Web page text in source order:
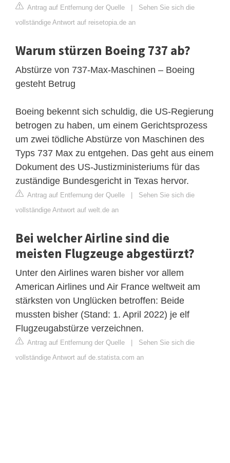
Antrag auf Entfernung der Quelle | Sehen Sie sich die
vollständige Antwort auf reisetopia.de an
Warum stürzen Boeing 737 ab?
Abstürze von 737-Max-Maschinen – Boeing
gesteht Betrug
Boeing bekennt sich schuldig, die US-Regierung
betrogen zu haben, um einem Gerichtsprozess
um zwei tödliche Abstürze von Maschinen des
Typs 737 Max zu entgehen. Das geht aus einem
Dokument des US-Justizministeriums für das
zuständige Bundesgericht in Texas hervor.
Antrag auf Entfernung der Quelle | Sehen Sie sich die
vollständige Antwort auf welt.de an
Bei welcher Airline sind die
meisten Flugzeuge abgestürzt?
Unter den Airlines waren bisher vor allem
American Airlines und Air France weltweit am
stärksten von Unglücken betroffen: Beide
mussten bisher (Stand: 1. April 2022) je elf
Flugzeugabstürze verzeichnen.
Antrag auf Entfernung der Quelle | Sehen Sie sich die
vollständige Antwort auf de.statista.com an